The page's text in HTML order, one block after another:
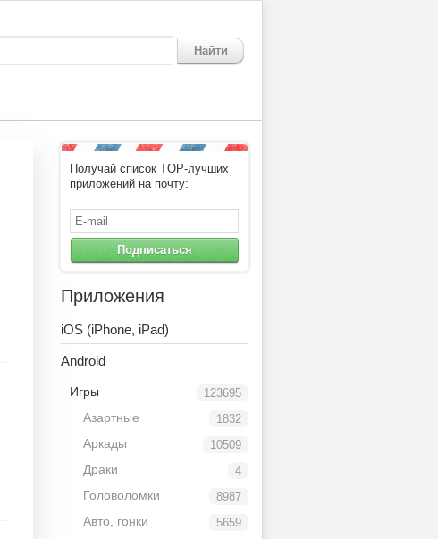
Найти
Получай список TOP-лучших
приложений на почту:
Подписаться
Приложения
iOS (iPhone, iPad)
Android
123695
Игры
1832
Азартные
10509
Аркады
4
Драки
8987
Головоломки
5659
Авто, гонки